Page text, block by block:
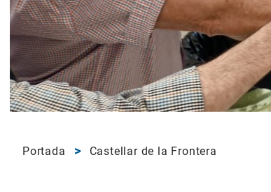
Portada Castellar de la Frontera